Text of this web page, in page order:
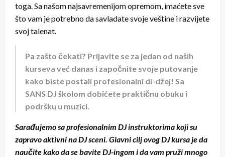
toga. Sa našom najsavremenijom opremom, imaćete sve
što vam je potrebno da savladate svoje veštine i razvijete
svoj talenat.
Pa zašto čekati? Prijavite se za jedan od naših
kurseva već danas i započnite svoje putovanje
kako biste postali profesionalni di-džej! Sa
SANS DJ školom dobićete praktičnu obuku i
podršku u muzici.
Sarađujemo sa profesionalnim DJ instruktorima koji su
zapravo aktivni na DJ sceni. Glavni cilj ovog DJ kursa je da
naučite kako da se bavite DJ-ingom i da vam pruži mnogo